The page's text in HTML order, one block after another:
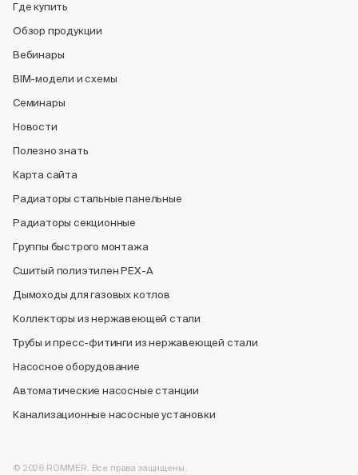
Где купить
Обзор продукции
Вебинары
BIM-модели и схемы
Семинары
Новости
Полезно знать
Карта сайта
Радиаторы стальные панельные
Радиаторы секционные
Группы быстрого монтажа
Сшитый полиэтилен PEX-A
Дымоходы для газовых котлов
Коллекторы из нержавеющей стали
Трубы и пресс-фитинги из нержавеющей стали
Насосное оборудование
Автоматические насосные станции
Канализационные насосные установки
© 2026 ROMMER. Все права защищены.